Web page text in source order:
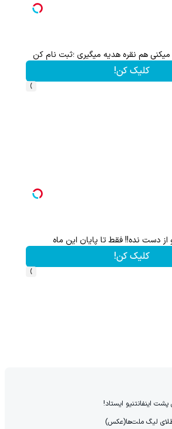
هم نقره هدیه میگیری ؛ثبت نام کن
کلیک کن!
›
از دست نده!! فقط تا پایان این ماه
کلیک کن!
›
اینفانتنیو ایستاد!
لیگ ملت‌ها(عکس)